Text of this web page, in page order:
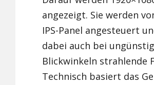
angezeigt. Sie werden
IPS-Panel angesteuert
dabei auch bei
Blickwinkeln strahlende
Technisch basiert das